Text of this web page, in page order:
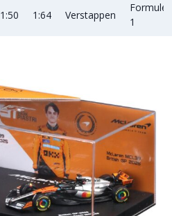
1:50 1:64 Verstappen
Formule
1